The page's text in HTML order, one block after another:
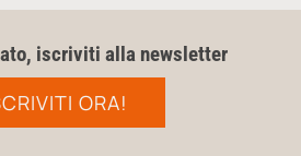
iscriviti alla newsletter
ORA!